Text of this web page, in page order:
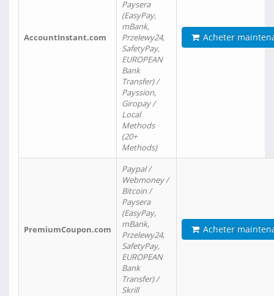
AccountInstant.com
Paysera
(EasyPay,
mBank,
Przelewy24,
SafetyPay,
EUROPEAN
Bank
Transfer) /
Payssion,
Giropay /
Local
Methods
(20+
Methods)
Acheter
PremiumCoupon.com
Paypal /
Webmoney /
Bitcoin /
Paysera
(EasyPay,
mBank,
Przelewy24,
SafetyPay,
EUROPEAN
Bank
Transfer) /
Skrill
Acheter